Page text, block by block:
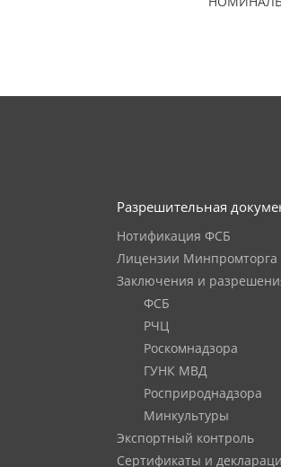
Разрешительная
Нотификация ФСБ
Лицензии
Заключения и
ФСБ
РЧЦ
Роскомнадзора
ГУНК МВД
Росприроднадзора
Минкультуры
Экспортный контроль
Сертификаты и